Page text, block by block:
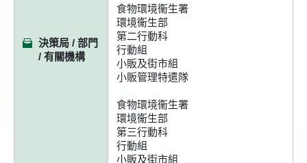
決策局 / 部門
/ 有關機構
食物環境衞生署
環境衞生部
第二行動科
行動組
小販及街市組
小販管理特遣隊
食物環境衞生署
環境衞生部
第三行動科
行動組
小販及街市組